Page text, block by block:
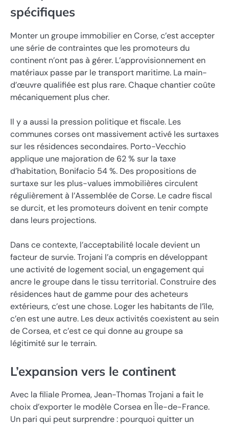
spécifiques
Monter un groupe immobilier en Corse, c’est accepter
une série de contraintes que les promoteurs du
continent n’ont pas à gérer. L’approvisionnement en
matériaux passe par le transport maritime. La main-
d’œuvre qualifiée est plus rare. Chaque chantier coûte
mécaniquement plus cher.
Il y a aussi la pression politique et fiscale. Les
communes corses ont massivement activé les surtaxes
sur les résidences secondaires. Porto-Vecchio
applique une majoration de 62 % sur la taxe
d’habitation, Bonifacio 54 %. Des propositions de
surtaxe sur les plus-values immobilières circulent
régulièrement à l’Assemblée de Corse. Le cadre fiscal
se durcit, et les promoteurs doivent en tenir compte
dans leurs projections.
Dans ce contexte, l’acceptabilité locale devient un
facteur de survie. Trojani l’a compris en développant
une activité de logement social, un engagement qui
ancre le groupe dans le tissu territorial. Construire des
résidences haut de gamme pour des acheteurs
extérieurs, c’est une chose. Loger les habitants de l’île,
c’en est une autre. Les deux activités coexistent au sein
de Corsea, et c’est ce qui donne au groupe sa
légitimité sur le terrain.
L’expansion vers le continent
Avec la filiale Promea, Jean-Thomas Trojani a fait le
choix d’exporter le modèle Corsea en Île-de-France.
Un pari qui peut surprendre : pourquoi quitter un